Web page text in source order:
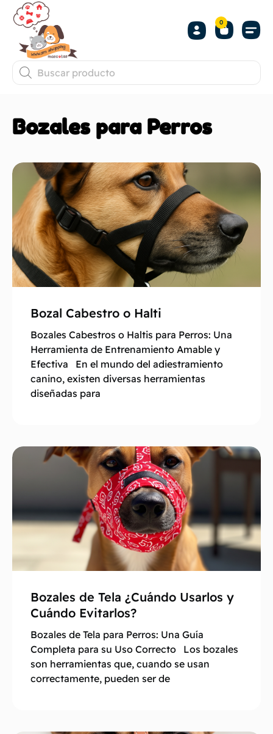
0
Bozales para Perros
Bozal Cabestro o Halti
Bozales Cabestros o Haltis para Perros: Una
Herramienta de Entrenamiento Amable y
Efectiva En el mundo del adiestramiento
canino, existen diversas herramientas
diseñadas para
Bozales de Tela ¿Cuándo Usarlos y
Cuándo Evitarlos?
Bozales de Tela para Perros: Una Guía
Completa para su Uso Correcto Los bozales
son herramientas que, cuando se usan
correctamente, pueden ser de